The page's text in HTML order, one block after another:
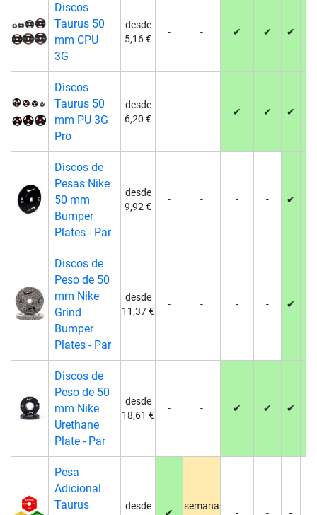
Discos
Taurus 50
mm CPU
3G
desde
5,16 €
- - ✔ ✔ ✔
Discos
Taurus 50
mm PU 3G
Pro
desde
6,20 €
- - ✔ ✔ ✔
Discos de
Pesas Nike
50 mm
Bumper
Plates - Par
desde
9,92 €
- - - - ✔
Discos de
Peso de 50
mm Nike
Grind
Bumper
Plates - Par
desde
11,37 €
- - - - ✔
Discos de
Peso de 50
mm Nike
Urethane
Plate - Par
desde
18,61 €
- - ✔ ✔ ✔
Pesa
Adicional
Taurus
desde
semana